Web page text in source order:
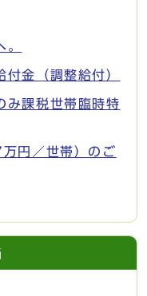
付金（調整給付）
み課税世帯臨時特
円／世帯）のご